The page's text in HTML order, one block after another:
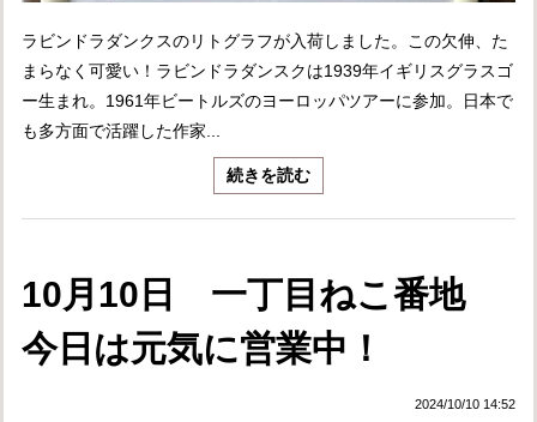
ラビンドラダンクスのリトグラフが入荷しました。この欠伸、た
まらなく可愛い！ラビンドラダンスクは1939年イギリスグラスゴ
ー生まれ。1961年ビートルズのヨーロッパツアーに参加。日本で
も多方面で活躍した作家...
続きを読む
10月10日 一丁目ねこ番地
今日は元気に営業中！
2024/10/10 14:52